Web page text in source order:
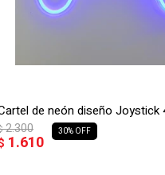
de neón diseño Joystick
1.610
2.300 30